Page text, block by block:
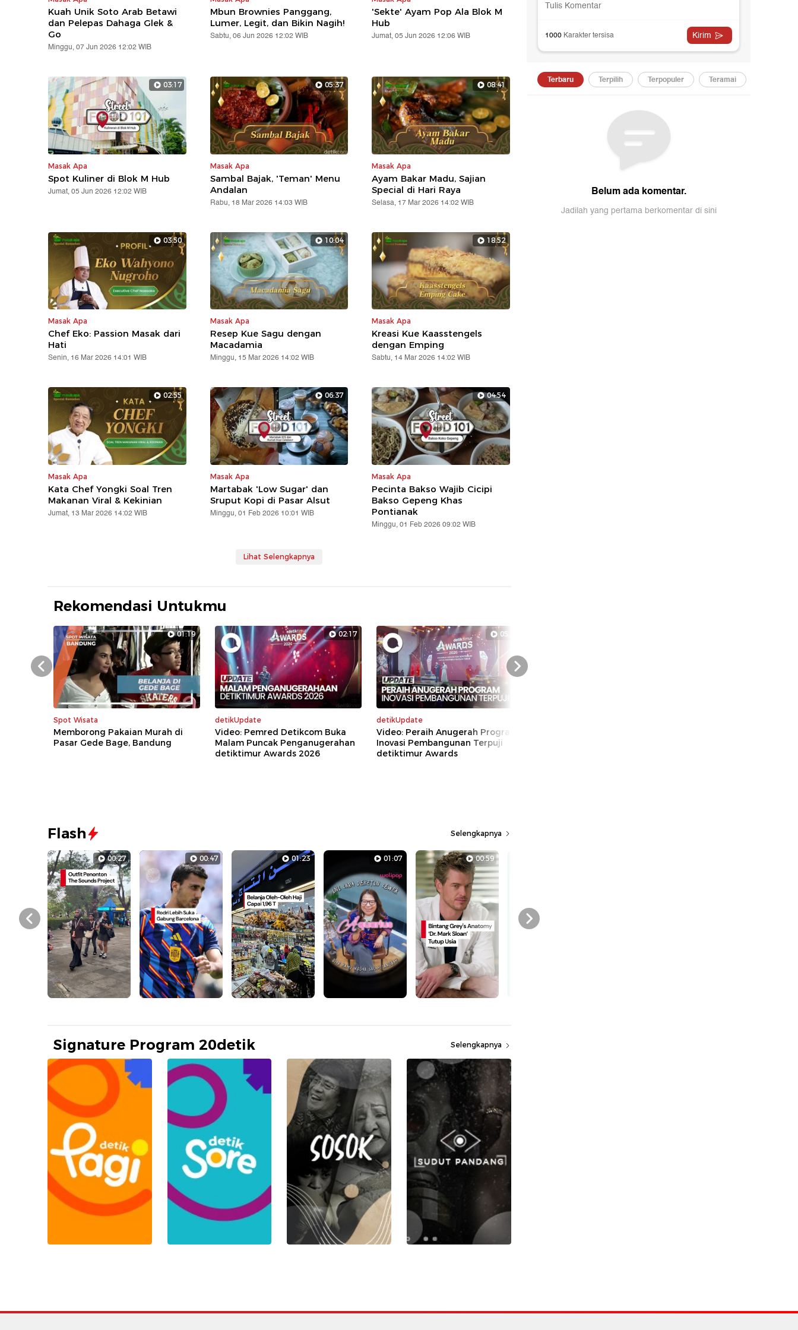
Kuah Unik Soto Arab Betawi
dan Pelepas Dahaga Glek &
Go
Minggu, 07 Jun 2026 12:02 WIB
Mbun Brownies Panggang,
Lumer, Legit, dan Bikin Nagih!
Sabtu, 06 Jun 2026 12:02 WIB
'Sekte' Ayam Pop Ala Blok M
Hub
Jumat, 05 Jun 2026 12:06 WIB
03:17
Masak Apa
Spot Kuliner di Blok M Hub
Jumat, 05 Jun 2026 12:02 WIB
05:37
Masak Apa
Sambal Bajak, 'Teman' Menu
Andalan
Rabu, 18 Mar 2026 14:03 WIB
08:41
Masak Apa
Ayam Bakar Madu, Sajian
Special di Hari Raya
Selasa, 17 Mar 2026 14:02 WIB
03:50
Masak Apa
Chef Eko: Passion Masak dari
Hati
Senin, 16 Mar 2026 14:01 WIB
10:04
Masak Apa
Resep Kue Sagu dengan
Macadamia
Minggu, 15 Mar 2026 14:02 WIB
18:52
Masak Apa
Kreasi Kue Kaasstengels
dengan Emping
Sabtu, 14 Mar 2026 14:02 WIB
02:55
Masak Apa
Kata Chef Yongki Soal Tren
Makanan Viral & Kekinian
Jumat, 13 Mar 2026 14:02 WIB
06:37
Masak Apa
Martabak 'Low Sugar' dan
Sruput Kopi di Pasar Alsut
Minggu, 01 Feb 2026 10:01 WIB
04:54
Masak Apa
Pecinta Bakso Wajib Cicipi
Bakso Gepeng Khas
Pontianak
Minggu, 01 Feb 2026 09:02 WIB
Lihat Selengkapnya
Rekomendasi Untukmu
01:19
Spot Wisata
Memborong Pakaian Murah di
Pasar Gede Bage, Bandung
02:17
detikUpdate
Video: Pemred Detikcom Buka
Malam Puncak Penganugerahan
detiktimur Awards 2026
05:29
detikUpdate
Video: Peraih Anugerah Program
Inovasi Pembangunan Terpuji
detiktimur Awards
Prev Next
Flash Selengkapnya
00:27 00:47 01:23 01:07 00:59
Prev Next
Signature Program 20detik Selengkapnya